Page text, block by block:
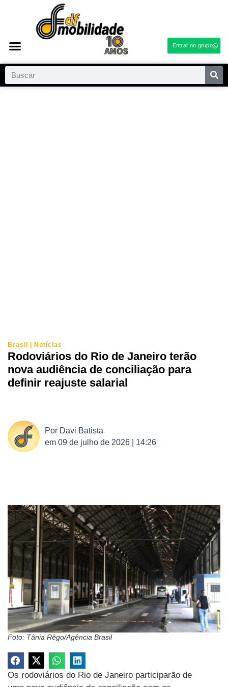
Entrar no grupo
Brasil | Notícias
Rodoviários do Rio de Janeiro terão
nova audiência de conciliação para
definir reajuste salarial
Por Davi Batista
em 09 de julho de 2026 | 14:26
Foto: Tânia Rêgo/Agência Brasil
Os rodoviários do Rio de Janeiro participarão de